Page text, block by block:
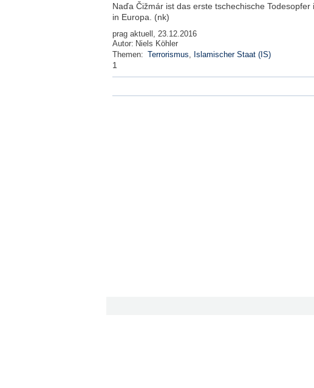
Naďa Čižmár ist das erste tschechische Todesopfer
in Europa. (nk)
prag aktuell, 23.12.2016
Autor: Niels Köhler
Themen:
Terrorismus, Islamischer Staat (IS)
1